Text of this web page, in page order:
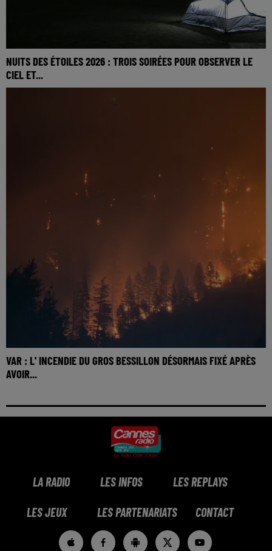
NUITS DES ÉTOILES 2026 : TROIS SOIRÉES POUR OBSERVER LE
CIEL ET...
VAR : L' INCENDIE DU GROS BESSILLON DÉSORMAIS FIXÉ APRÈS
AVOIR...
LA RADIO LES INFOS LES REPLAYS
LES JEUX LES PARTENARIATS CONTACT